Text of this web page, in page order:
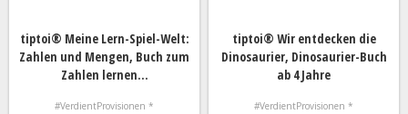
tiptoi® Meine Lern-Spiel-Welt:
Zahlen und Mengen, Buch zum
Zahlen lernen...
#VerdientProvisionen *
tiptoi® Wir entdecken die
Dinosaurier, Dinosaurier-Buch
ab 4 Jahre
#VerdientProvisionen *